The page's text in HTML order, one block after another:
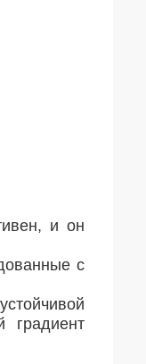
и он
с
градиент